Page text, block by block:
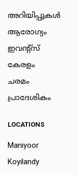
അറിയിപ്പുകള്‍
ആരോഗ്യം
ഇവന്റ്സ്
കേരളം
ചരമം
പ്രാദേശികം
LOCATIONS
Maniyoor
Koyilandy